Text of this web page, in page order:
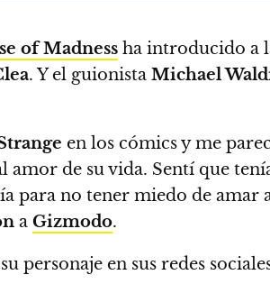
of Madness ha introducido a
. Y el guionista Michael
en los cómics y me
de su vida. Sentí que
para no tener miedo de amar
a Gizmodo.
en sus redes